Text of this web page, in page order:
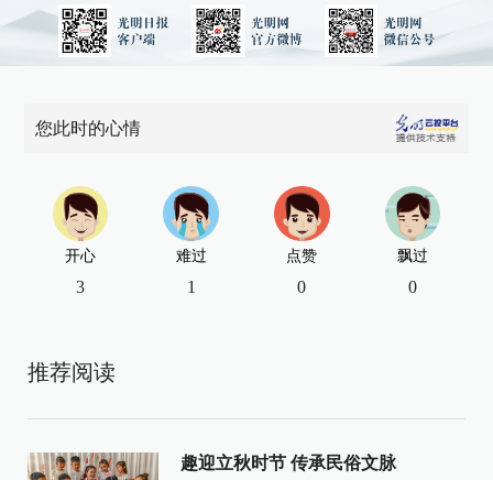
您此时的心情
开心
3
难过
1
点赞
0
飘过
0
推荐阅读
趣迎立秋时节 传承民俗文脉